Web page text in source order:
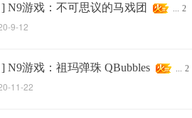
] N9游戏：不可思议的马戏团 ... 2
9-12
] N9游戏：祖玛弹珠 QBubbles ... 2
11-22